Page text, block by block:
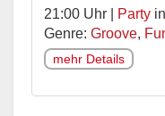
21:00 Uhr | Party in
Genre: Groove,
mehr Details